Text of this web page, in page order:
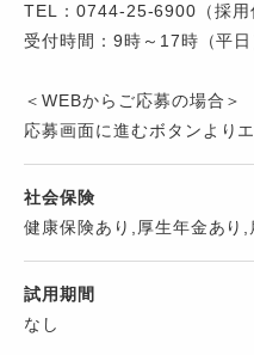
TEL：0744-25-6900（採用
受付時間：9時～17時（平日
＜WEBからご応募の場合＞
応募画面に進むボタンより
社会保険
健康保険あり,厚生年金あり
試用期間
なし